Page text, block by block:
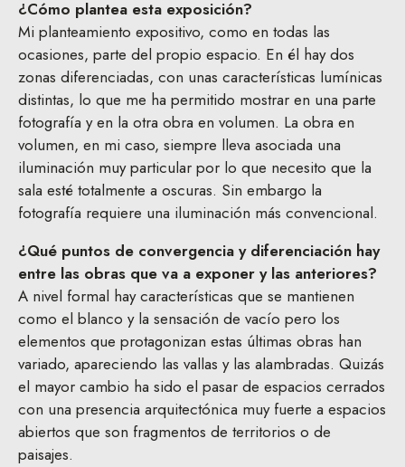
¿Cómo plantea esta exposición?
Mi planteamiento expositivo, como en todas las
ocasiones, parte del propio espacio. En él hay dos
zonas diferenciadas, con unas características lumínicas
distintas, lo que me ha permitido mostrar en una parte
fotografía y en la otra obra en volumen. La obra en
volumen, en mi caso, siempre lleva asociada una
iluminación muy particular por lo que necesito que la
sala esté totalmente a oscuras. Sin embargo la
fotografía requiere una iluminación más convencional.
¿Qué puntos de convergencia y diferenciación hay
entre las obras que va a exponer y las anteriores?
A nivel formal hay características que se mantienen
como el blanco y la sensación de vacío pero los
elementos que protagonizan estas últimas obras han
variado, apareciendo las vallas y las alambradas. Quizás
el mayor cambio ha sido el pasar de espacios cerrados
con una presencia arquitectónica muy fuerte a espacios
abiertos que son fragmentos de territorios o de
paisajes.